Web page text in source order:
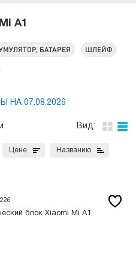
A1
БАТАРЕЯ ШЛЕЙФ
НА 07.08.2026
Вид:
Цене Названию
блок Xiaomi Mi A1